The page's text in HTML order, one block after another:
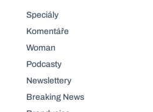
Speciály
Komentáře
Woman
Podcasty
Newslettery
Breaking News